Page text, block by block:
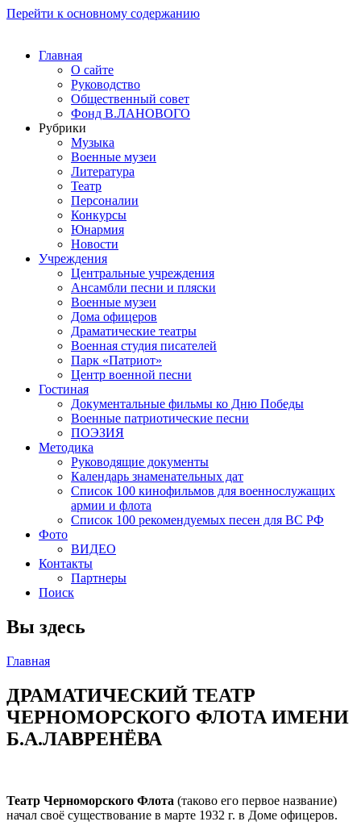
Перейти к основному содержанию
Главная
О сайте
Руководство
Общественный совет
Фонд В.ЛАНОВОГО
Рубрики
Музыка
Военные музеи
Литература
Театр
Персоналии
Конкурсы
Юнармия
Новости
Учреждения
Центральные учреждения
Ансамбли песни и пляски
Военные музеи
Дома офицеров
Драматические театры
Военная студия писателей
Парк «Патриот»
Центр военной песни
Гостиная
Документальные фильмы ко Дню Победы
Военные патриотические песни
ПОЭЗИЯ
Методика
Руководящие документы
Календарь знаменательных дат
Список 100 кинофильмов для военнослужащих
армии и флота
Список 100 рекомендуемых песен для ВС РФ
Фото
ВИДЕО
Контакты
Партнеры
Поиск
Вы здесь
Главная
ДРАМАТИЧЕСКИЙ ТЕАТР
ЧЕРНОМОРСКОГО ФЛОТА ИМЕНИ
Б.А.ЛАВРЕНЁВА
Театр Черноморского Флота (таково его первое название)
начал своё существование в марте 1932 г. в Доме офицеров.